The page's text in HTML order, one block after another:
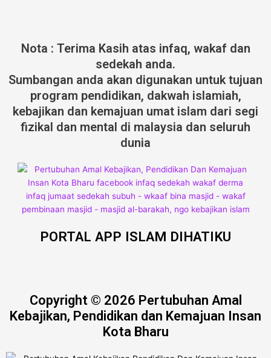
Nota : Terima Kasih atas infaq, wakaf dan
sedekah anda.
Sumbangan anda akan digunakan untuk tujuan
program pendidikan, dakwah islamiah,
kebajikan dan kemajuan umat islam dari segi
fizikal dan mental di malaysia dan seluruh
dunia
PORTAL APP ISLAM DIHATIKU
Copyright © 2026 Pertubuhan Amal
Kebajikan, Pendidikan dan Kemajuan Insan
Kota Bharu